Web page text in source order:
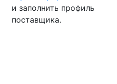
и заполнить профиль
поставщика.